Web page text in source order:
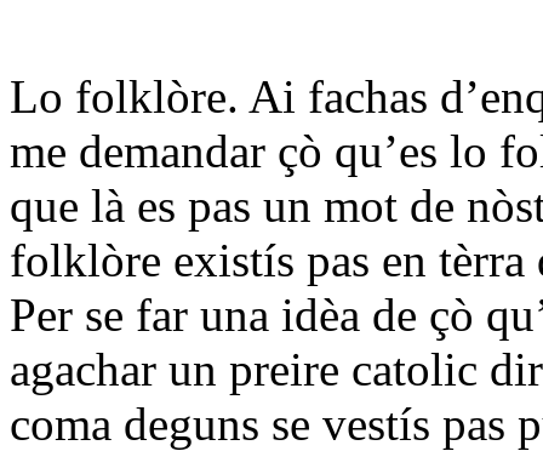
Lo folklòre. Ai fachas
me demandar çò qu’es lo
que là es pas un mot de
folklòre existís pas en tèrra
Per se far una idèa de çò
agachar un preire catolic
coma deguns se vestís pas